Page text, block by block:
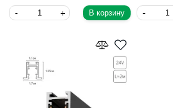
В корзину